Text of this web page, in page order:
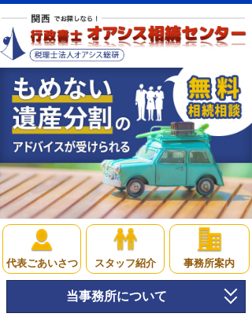
代表ごあいさつ スタッフ紹介 事務所案内
当事務所について